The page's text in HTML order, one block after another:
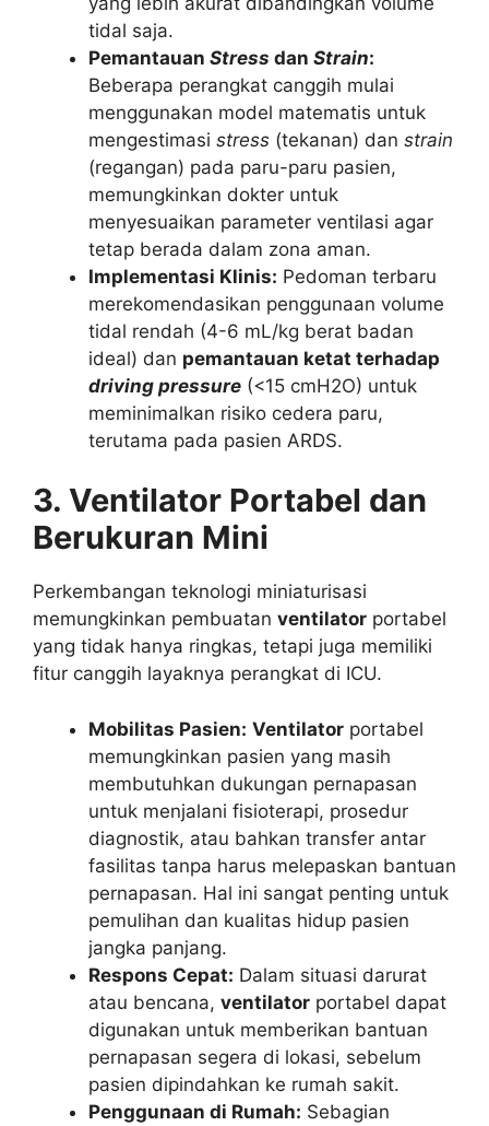
tidal saja.
Pemantauan Stress dan Strain:
Beberapa perangkat canggih mulai
menggunakan model matematis untuk
mengestimasi stress (tekanan) dan strain
(regangan) pada paru-paru pasien,
memungkinkan dokter untuk
menyesuaikan parameter ventilasi agar
tetap berada dalam zona aman.
Implementasi Klinis: Pedoman terbaru
merekomendasikan penggunaan volume
tidal rendah (4-6 mL/kg berat badan
ideal) dan pemantauan ketat terhadap
driving pressure (<15 cmH2O) untuk
meminimalkan risiko cedera paru,
terutama pada pasien ARDS.
3. Ventilator Portabel dan
Berukuran Mini
Perkembangan teknologi miniaturisasi
memungkinkan pembuatan ventilator portabel
yang tidak hanya ringkas, tetapi juga memiliki
fitur canggih layaknya perangkat di ICU.
Mobilitas Pasien: Ventilator portabel
memungkinkan pasien yang masih
membutuhkan dukungan pernapasan
untuk menjalani fisioterapi, prosedur
diagnostik, atau bahkan transfer antar
fasilitas tanpa harus melepaskan bantuan
pernapasan. Hal ini sangat penting untuk
pemulihan dan kualitas hidup pasien
jangka panjang.
Respons Cepat: Dalam situasi darurat
atau bencana, ventilator portabel dapat
digunakan untuk memberikan bantuan
pernapasan segera di lokasi, sebelum
pasien dipindahkan ke rumah sakit.
Penggunaan di Rumah: Sebagian